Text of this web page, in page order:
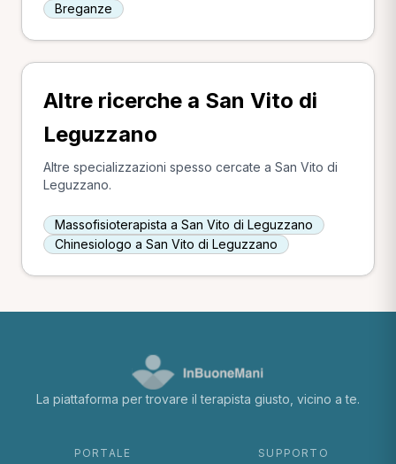
Breganze
Altre ricerche a San Vito di
Leguzzano
Altre specializzazioni spesso cercate a San Vito di
Leguzzano.
Massofisioterapista a San Vito di Leguzzano
Chinesiologo a San Vito di Leguzzano
La piattaforma per trovare il terapista giusto, vicino a te.
PORTALE SUPPORTO